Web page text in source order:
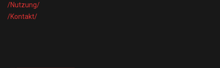
/Nutzung/
/Kontakt/